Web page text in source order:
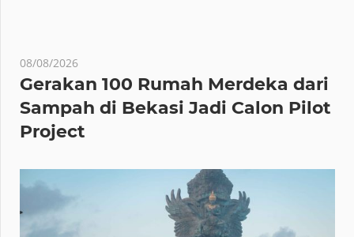
08/08/2026
Gerakan 100 Rumah Merdeka dari
Sampah di Bekasi Jadi Calon Pilot
Project